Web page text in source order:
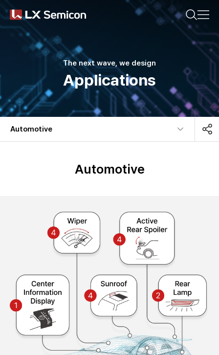
KRENCN(简体)CN(繁體)
Company
Products
Sustainability
気になる内容を検索してください。
おすすめの検索キーワード
#DDI
#MCU
The next wave, we design
Applications
Automotive​
Automotive